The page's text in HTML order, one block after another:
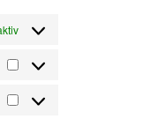
Präferenzen
Statistiken